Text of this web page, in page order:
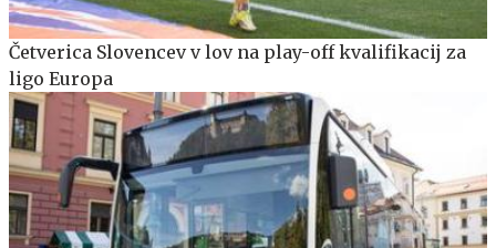
Četverica Slovencev v lov na play-off kvalifikacij za
ligo Europa